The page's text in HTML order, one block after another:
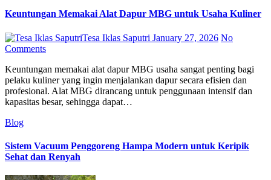
Keuntungan Memakai Alat Dapur MBG untuk Usaha Kuliner
Tesa Iklas Saputri January 27, 2026 No
Comments
Keuntungan memakai alat dapur MBG usaha sangat penting bagi
pelaku kuliner yang ingin menjalankan dapur secara efisien dan
profesional. Alat MBG dirancang untuk penggunaan intensif dan
kapasitas besar, sehingga dapat…
Blog
Sistem Vacuum Penggoreng Hampa Modern untuk Keripik
Sehat dan Renyah